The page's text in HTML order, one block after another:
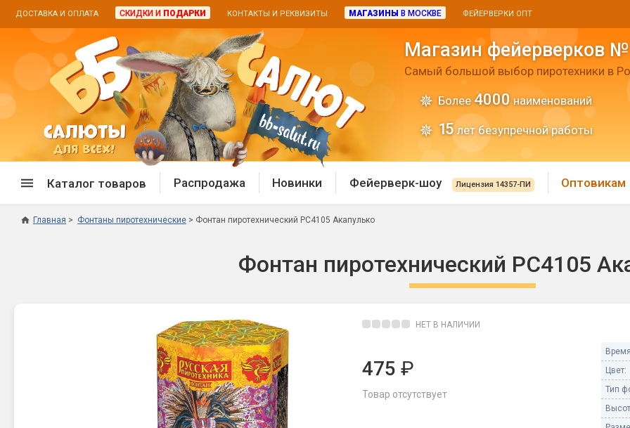
ДОСТАВКА И ОПЛАТА СКИДКИ И ПОДАРКИ КОНТАКТЫ И РЕКВИЗИТЫ МАГАЗИНЫ В МОСКВЕ ФЕЙЕРВЕРКИ ОПТ
Магазин фейерверков
Самый большой выбор пиротехники в
Более 4000 наименований
15 лет безупречной работы
Каталог товаров
Фейерверки на свадьбу
Дневные батареи
Петарды
Терочные
Фитильные
Лимонки, гранаты
Корсары
Хлопушки и
Бенгальские огни малые
Бенгальские огни большие
Распродажа Новинки Фейерверк-шоу Лицензия 14357-ПИ Оптовикам
Главная Фонтаны пиротехнические Фонтан пиротехнический РС4105 Акапулько
Фонтан пиротехнический РС4105
НЕТ В НАЛИЧИИ
475 ₽
Товар отсутствует
Цвет:
Тип